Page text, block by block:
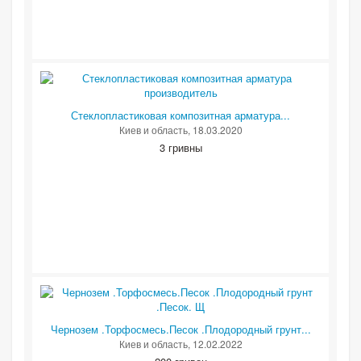
Стеклопластиковая композитная арматура...
Киев и область, 18.03.2020
3 гривны
Чернозем .Торфосмесь.Песок .Плодородный грунт...
Киев и область, 12.02.2022